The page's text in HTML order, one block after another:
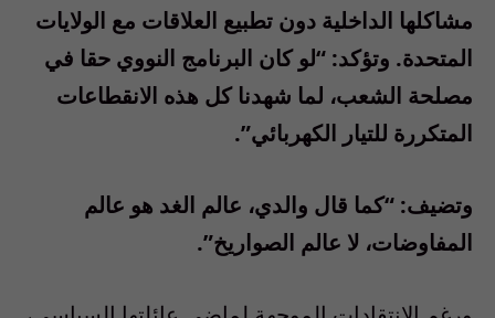
مشاكلها الداخلية دون تطبيع العلاقات مع الولايات
المتحدة. وتؤكد: “لو كان البرنامج النووي حقا في
مصلحة الشعب، لما شهدنا كل هذه الانقطاعات
المتكررة للتيار الكهربائي”.
وتضيف: “كما قال والدي، عالم الغد هو عالم
المفاوضات، لا عالم الصواريخ”.